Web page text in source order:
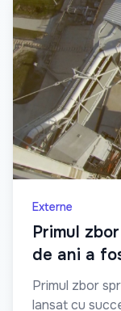
Externe
Primul
de ani a
Primul zbor
lansat cu